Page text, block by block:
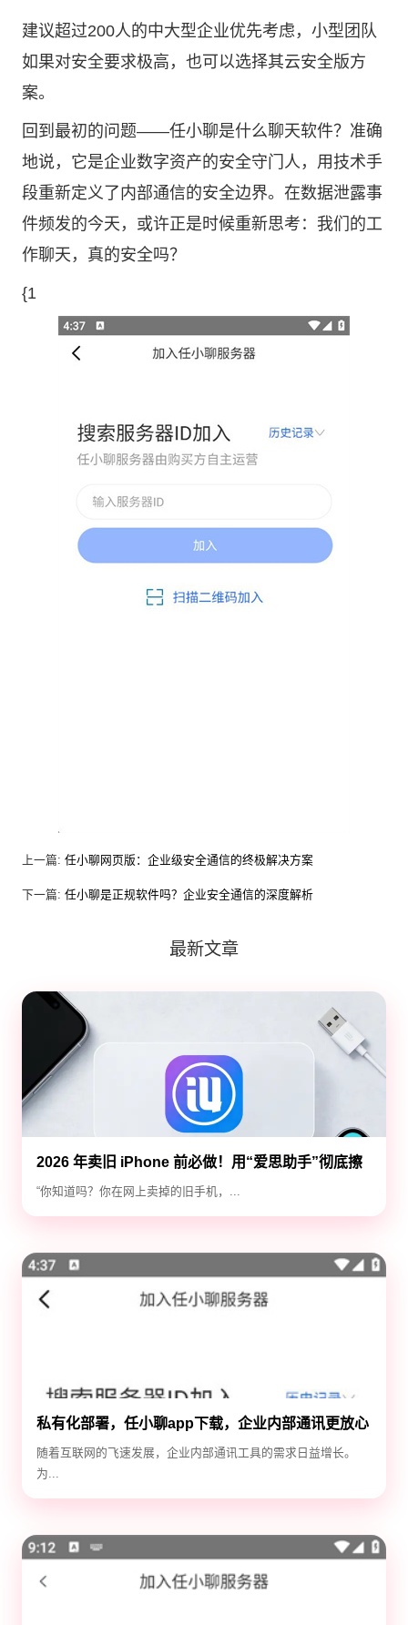
建议超过200人的中大型企业优先考虑，小型团队
如果对安全要求极高，也可以选择其云安全版方
案。
回到最初的问题——任小聊是什么聊天软件？准确
地说，它是企业数字资产的安全守门人，用技术手
段重新定义了内部通信的安全边界。在数据泄露事
件频发的今天，或许正是时候重新思考：我们的工
作聊天，真的安全吗？
{1
上一篇: 任小聊网页版：企业级安全通信的终极解决方案
下一篇: 任小聊是正规软件吗？企业安全通信的深度解析
最新文章
2026 年卖旧 iPhone 前必做！用“爱思助手”彻底擦
除隐私，防止数据泄露
“你知道吗？你在网上卖掉的旧手机，...
私有化部署，任小聊app下载，企业内部通讯更放心
随着互联网的飞速发展，企业内部通讯工具的需求日益增长。
为...